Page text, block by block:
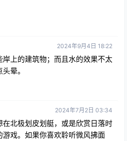
2024年9月4日 18:22
上的建筑物；而且水的效果不太
晕。
2024年7月2日 03:34
北极划皮划艇，或是欣赏日落时
游戏。如果你喜欢聆听微风拂面